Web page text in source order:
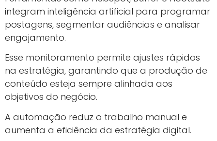
integram inteligência artificial para programar
postagens, segmentar audiências e analisar
engajamento.
Esse monitoramento permite ajustes rápidos
na estratégia, garantindo que a produção de
conteúdo esteja sempre alinhada aos
objetivos do negócio.
A automação reduz o trabalho manual e
aumenta a eficiência da estratégia digital.